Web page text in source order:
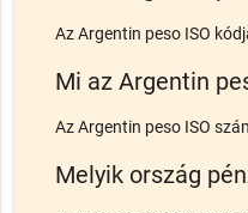
Az Argentin peso ISO
Mi az Argentin
Az Argentin peso ISO
Melyik ország